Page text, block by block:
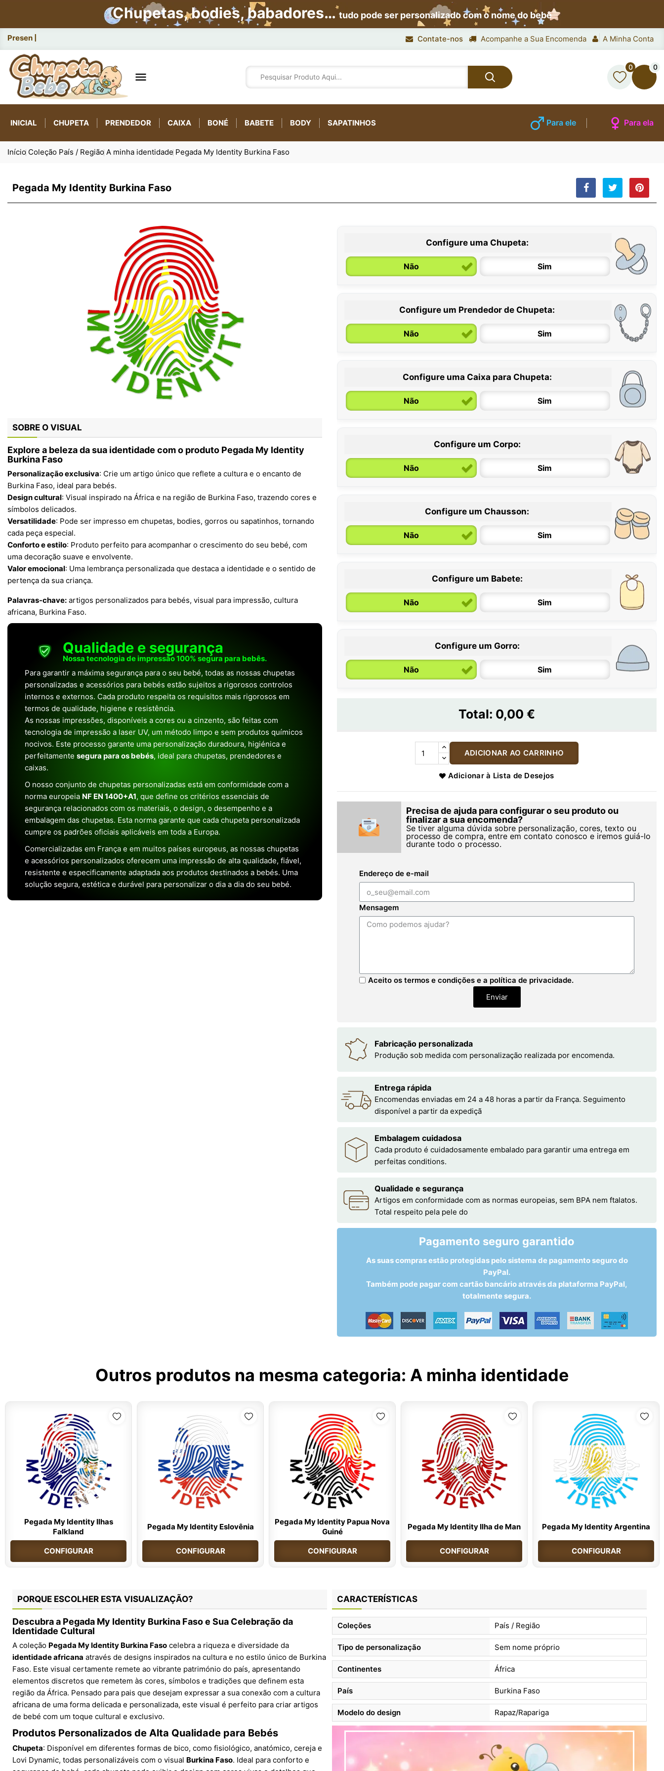
Chupetas, bodies, babadores…tudo pode ser personalizado com o nome do bebê
Presentes de nasciment Contate-nos Acompanhe a Sua Encomenda A Minha Conta

0 0
INICIAL CHUPETA PRENDEDOR CAIXA BONÉ BABETE BODY SAPATINHOS Para ele Para ela
Início Coleção País / Região A minha identidade Pegada My Identity Burkina Faso
Pegada My Identity Burkina Faso
SOBRE O VISUAL
Explore a beleza da sua identidade com o produto Pegada My Identity
Burkina Faso
Personalização exclusiva: Crie um artigo único que reflete a cultura e o encanto de
Burkina Faso, ideal para bebés.
Design cultural: Visual inspirado na África e na região de Burkina Faso, trazendo cores e
símbolos delicados.
Versatilidade: Pode ser impresso em chupetas, bodies, gorros ou sapatinhos, tornando
cada peça especial.
Conforto e estilo: Produto perfeito para acompanhar o crescimento do seu bebé, com
uma decoração suave e envolvente.
Valor emocional: Uma lembrança personalizada que destaca a identidade e o sentido de
pertença da sua criança.
Palavras-chave: artigos personalizados para bebés, visual para impressão, cultura
africana, Burkina Faso.
Qualidade e segurança
Nossa tecnologia de impressão 100% segura para bebês.
Para garantir a máxima segurança para o seu bebé, todas as nossas chupetas
personalizadas e acessórios para bebés estão sujeitos a rigorosos controlos
internos e externos. Cada produto respeita os requisitos mais rigorosos em
termos de qualidade, higiene e resistência.
As nossas impressões, disponíveis a cores ou a cinzento, são feitas com
tecnologia de impressão a laser UV, um método limpo e sem produtos químicos
nocivos. Este processo garante uma personalização duradoura, higiénica e
perfeitamente segura para os bebés, ideal para chupetas, prendedores e
caixas.
O nosso conjunto de chupetas personalizadas está em conformidade com a
norma europeia NF EN 1400+A1, que define os critérios essenciais de
segurança relacionados com os materiais, o design, o desempenho e a
embalagem das chupetas. Esta norma garante que cada chupeta personalizada
cumpre os padrões oficiais aplicáveis em toda a Europa.
Comercializadas em França e em muitos países europeus, as nossas chupetas
e acessórios personalizados oferecem uma impressão de alta qualidade, fiável,
resistente e especificamente adaptada aos produtos destinados a bebés. Uma
solução segura, estética e durável para personalizar o dia a dia do seu bebé.
Configure uma Chupeta:
Não Sim
0 / 6 meses
Configure um Prendedor de Chupeta:
Não Sim
Configure uma Caixa para Chupeta:
Não Sim
Configure um Corpo:
Não Sim
6 / 12 meses 12 / 18 meses
Configure um Chausson:
Não Sim
Configure um Babete:
Não Sim
Configure um Gorro:
Não Sim
Total: 0,00 €
ADICIONAR AO CARRINHO
Adicionar à Lista de Desejos
Precisa de ajuda para configurar o seu produto ou
finalizar a sua encomenda?
Se tiver alguma dúvida sobre personalização, cores, texto ou
processo de compra, entre em contato conosco e iremos guiá-lo
durante todo o processo.
Endereço de e-mail
Mensagem
Aceito os termos e condições e a política de privacidade.
Enviar
Fabricação personalizada
Produção sob medida com personalização realizada por encomenda.
Entrega rápida
Encomendas enviadas em 24 a 48 horas a partir da França. Seguimento
disponível a partir da expediçã
Embalagem cuidadosa
Cada produto é cuidadosamente embalado para garantir uma entrega em
perfeitas conditions.
Qualidade e segurança
Artigos em conformidade com as normas europeias, sem BPA nem ftalatos.
Total respeito pela pele do
Pagamento seguro garantido
As suas compras estão protegidas pelo sistema de pagamento seguro do
PayPal.
Também pode pagar com cartão bancário através da plataforma PayPal,
totalmente segura.
Outros produtos na mesma categoria: A minha identidade
Pegada My Identity Ilhas
Falkland
CONFIGURAR
Pegada My Identity Eslovênia
CONFIGURAR
Pegada My Identity Papua Nova
Guiné
CONFIGURAR
Pegada My Identity Ilha de Man
CONFIGURAR
Pegada My Identity Argentina
CONFIGURAR
PORQUE ESCOLHER ESTA VISUALIZAÇÃO?
Descubra a Pegada My Identity Burkina Faso e Sua Celebração da
Identidade Cultural
A coleção Pegada My Identity Burkina Faso celebra a riqueza e diversidade da
identidade africana através de designs inspirados na cultura e no estilo único de Burkina
Faso. Este visual certamente remete ao vibrante património do país, apresentando
elementos discretos que remetem às cores, símbolos e tradições que definem esta
região da África. Pensado para pais que desejam expressar a sua conexão com a cultura
africana de uma forma delicada e personalizada, este visual é perfeito para criar artigos
de bebé com um toque cultural e exclusivo.
Produtos Personalizados de Alta Qualidade para Bebés
Chupeta: Disponível em diferentes formas de bico, como fisiológico, anatómico, cereja e
Lovi Dynamic, todas personalizáveis com o visual Burkina Faso. Ideal para conforto e
CARACTERÍSTICAS
Coleções País / Região
Tipo de personalização Sem nome próprio
Continentes África
País Burkina Faso
Modelo do design Rapaz/Rapariga